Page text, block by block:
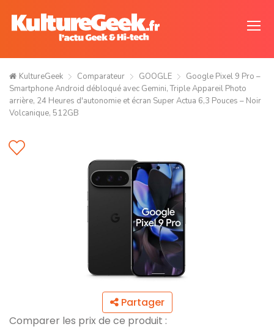
KultureGeek Comparateur GOOGLE
Google Pixel 9 Pro –
Smartphone Android débloqué avec Gemini, Triple Appareil Photo
arrière, 24 Heures d'autonomie et écran Super Actua 6,3 Pouces – Noir
Volcanique, 512GB
Partager
Comparer les prix de ce produit :